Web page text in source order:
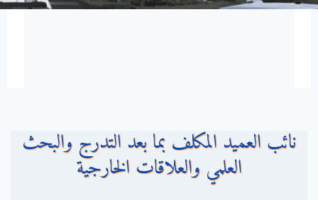
نائب العميد المكلف بما بعد التدرج والبحث
العلمي والعلاقات الخارجية